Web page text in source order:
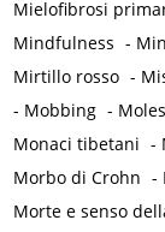
Mielofibrosi
Mindfulness -
Mirtillo rosso -
- Mobbing -
Monaci tibetani -
Morbo di Crohn -
Morte e senso